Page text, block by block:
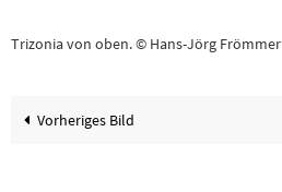
Trizonia von oben. © Hans-Jörg Frömmer
Vorheriges Bild